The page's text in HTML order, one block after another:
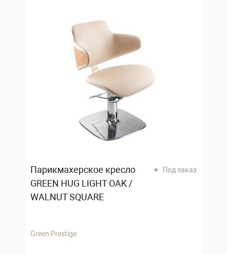
Парикмахерское кресло
GREEN HUG LIGHT OAK /
WALNUT SQUARE
Под заказ
Green Prestige